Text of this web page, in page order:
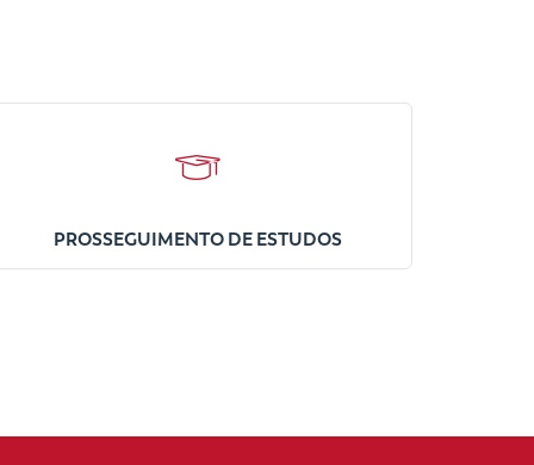
PROSSEGUIMENTO DE ESTUDOS